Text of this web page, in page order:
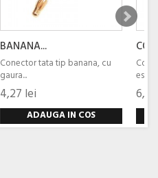
BANANA...
Conector tata tip banana, cu
gaura...
4,27 lei
ADAUGA IN COS
este